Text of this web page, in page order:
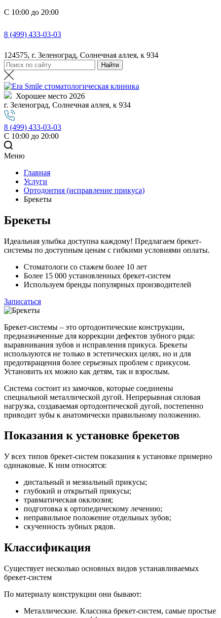
С 10:00 до 20:00
8 (499) 433-03-03
124575, г. Зеленоград, Солнечная аллея, к 934
Хорошее место 2026
г. Зеленоград, Солнечная аллея, к 934
8 (499) 433-03-03
С 10:00 до 20:00
Меню
Главная
Услуги
Ортодонтия (исправление прикуса)
Брекеты
Брекеты
Идеальная улыбка доступна каждому! Предлагаем брекет-
системы по доступным ценам с гибкими условиями оплаты.
Стоматологи со стажем более 10 лет
Более 15 000 установленных брекет-систем
Используем бренды популярных производителей
Записаться
Брекет-системы – это ортодонтические конструкции,
предназначенные для коррекции дефектов зубного ряда:
выравнивания зубов и исправления прикуса. Брекеты
используются не только в эстетических целях, но и для
предотвращения более серьезных проблем с прикусом.
Установить их можно как детям, так и взрослым.
Система состоит из замочков, которые соединены
специальной металлической дугой. Непрерывная силовая
нагрузка, создаваемая ортодонтической дугой, постепенно
приводит зубы к анатомически правильному положению.
Показания к установке брекетов
У всех типов брекет-систем показания к установке примерно
одинаковые. К ним относятся:
дистальный и мезиальный прикусы;
глубокий и открытый прикусы;
травматическая окклюзия;
подготовка к ортопедическому лечению;
неправильное положение отдельных зубов;
скученность зубных рядов.
Классификация
Существует несколько основных видов устанавливаемых
брекет-систем
По материалу конструкции они бывают:
Металлические. Классика брекет-систем, самые простые